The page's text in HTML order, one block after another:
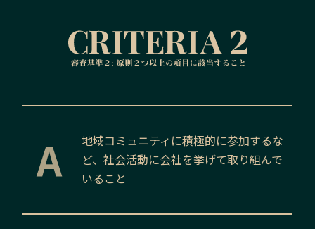
A
地域コミュニティに積極的に参加するな
ど、社会活動に会社を挙げて取り組んで
いること